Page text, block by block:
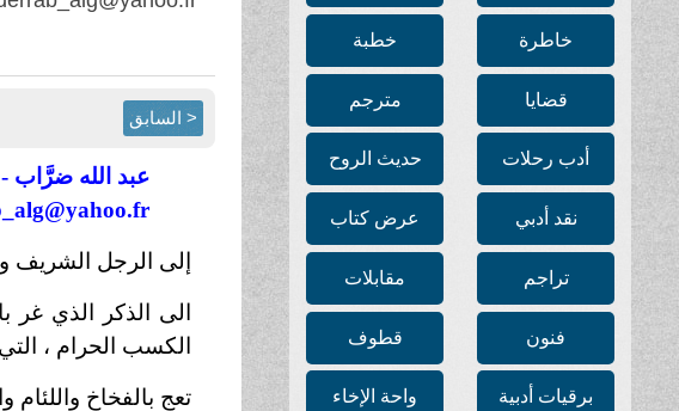
خاطرة خطبة
قضايا مترجم
أدب رحلات حديث الروح
نقد أدبي عرض كتاب
تراجم مقابلات
فنون قطوف
برقيات أدبية واحة الإخاء
< السابق
عبد الله ضرَّاب -
إلى الرجل الشريف
الى الذكر الذي غر
الكسب الحرام ، التي
تعج بالفخاخ واللئام